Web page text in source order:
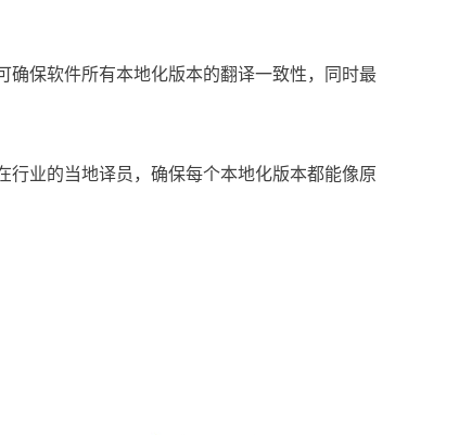
确保软件所有本地化版本的翻译一致性，同时最
行业的当地译员，确保每个本地化版本都能像原